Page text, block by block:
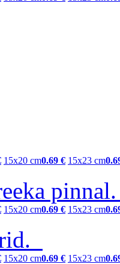
15x20 cm0.69 € 15x23 cm
15x20 cm0.69 € 15x23 cm
15x20 cm0.69 € 15x23 cm